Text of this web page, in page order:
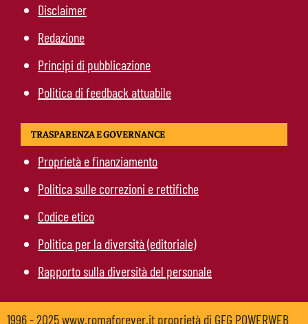
Disclaimer
Redazione
Principi di pubblicazione
Politica di feedback attuabile
TRASPARENZA E GOVERNANCE
Proprietà e finanziamento
Politica sulle correzioni e rettifiche
Codice etico
Politica per la diversità (editoriale)
Rapporto sulla diversità del personale
1996 - 2025 www.romaforever.it proprietà di GFG POWERWEB